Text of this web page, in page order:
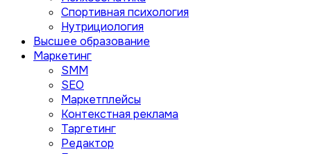
Спортивная психология
Нутрициология
Высшее образование
Маркетинг
SMM
SEO
Маркетплейсы
Контекстная реклама
Таргетинг
Редактор